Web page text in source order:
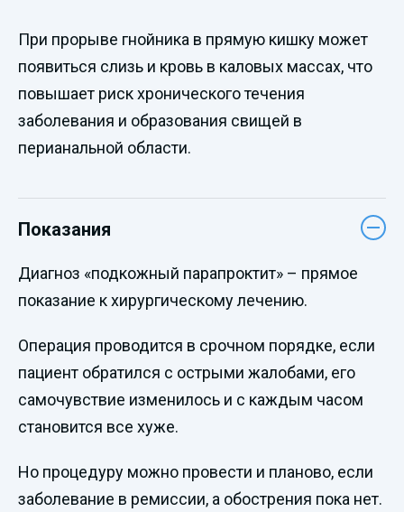
При прорыве гнойника в прямую кишку может
появиться слизь и кровь в каловых массах, что
повышает риск хронического течения
заболевания и образования свищей в
перианальной области.
Показания
Диагноз «подкожный парапроктит» – прямое
показание к хирургическому лечению.
Операция проводится в срочном порядке, если
пациент обратился с острыми жалобами, его
самочувствие изменилось и с каждым часом
становится все хуже.
Но процедуру можно провести и планово, если
заболевание в ремиссии, а обострения пока нет.